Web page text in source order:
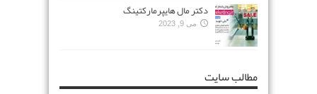
دکتر مال هایپرمارکتینگ
می 9, 2023
مطالب سایت